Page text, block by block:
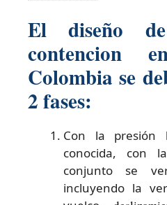
El diseño
contencion
Colombia se
2 fases:
Con la presión
conocida, con
conjunto se
incluyendo la